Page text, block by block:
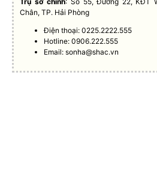
Chân, TP. Hải Phòng
Điện thoại: 0225.2222.555
Hotline: 0906.222.555
Email:sonha@shac.vn